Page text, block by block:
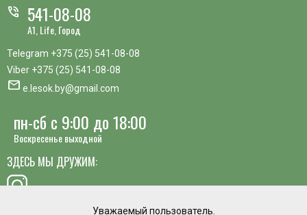
Уважаемый пользователь.
phone_in_talk 541-08-08
A1, Life, Город
Telegram +375 (25) 541-08-08
Viber +375 (25) 541-08-08
mail e.lesok.by@gmail.com
пн-сб с 9:00 до 18:00
Воскресенье выходной
ЗДЕСЬ МЫ ДРУЖИМ: